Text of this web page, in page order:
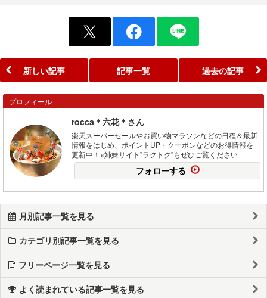
新しい記事 記事一覧 過去の記事
プロフィール
rocca＊六花＊さん
楽天スーパーセールやお買い物マラソンなどの日程＆最新
情報をはじめ、ポイントUP・クーポンなどのお得情報を
更新中！※姉妹サイト”ラクトク”もぜひご覧ください
フォローする
月別記事一覧を見る
カテゴリ別記事一覧を見る
フリーページ一覧を見る
よく読まれている記事一覧を見る